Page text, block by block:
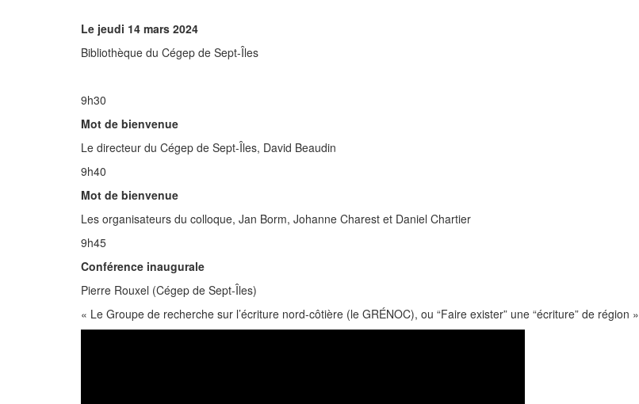
Le jeudi 14 mars 2024
Bibliothèque du Cégep de Sept-Îles
9h30
Mot de bienvenue
Le directeur du Cégep de Sept-Îles, David Beaudin
9h40
Mot de bienvenue
Les organisateurs du colloque, Jan Borm, Johanne Charest et Daniel Chartier
9h45
Conférence inaugurale
Pierre Rouxel (Cégep de Sept-Îles)
« Le Groupe de recherche sur l’écriture nord-côtière (le GRÉNOC), ou “Faire exister” une “écriture” de région »